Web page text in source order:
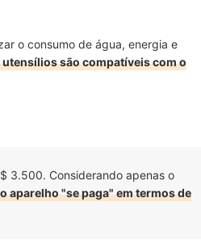
o consumo de água, energia e
são compatíveis com o
3.500. Considerando apenas o
o aparelho "se paga" em termos de